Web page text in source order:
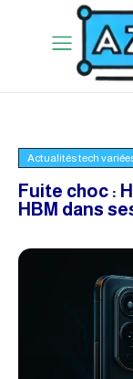
Actualités tech
Fuite choc :
HBM dans